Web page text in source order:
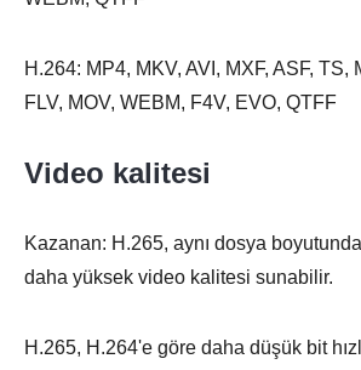
H.264: MP4, MKV, AVI, MXF, ASF, TS,
FLV, MOV, WEBM, F4V, EVO, QTFF
Video kalitesi
Kazanan: H.265, aynı dosya
daha yüksek video kalitesi sunabilir.
H.265, H.264'e göre daha düşük bit